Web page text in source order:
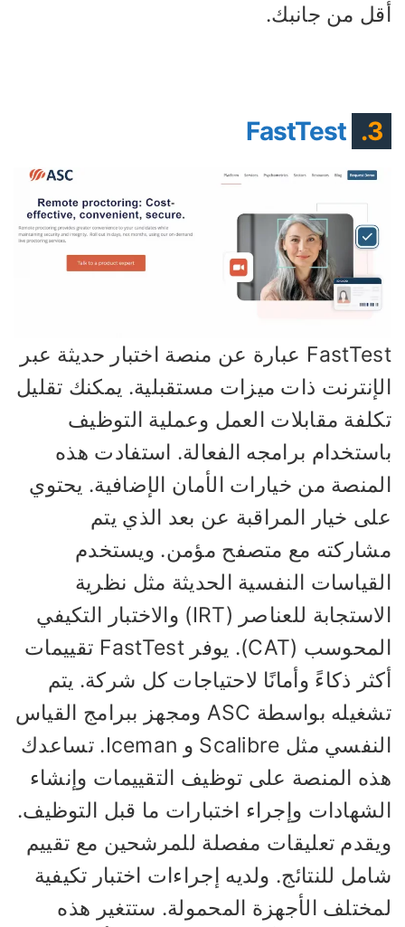
من جانبك.
FastTest
FastTest عبارة عن منصة اختبار حديثة عبر
ذات ميزات مستقبلية. يمكنك تقليل
مقابلات العمل وعملية التوظيف
برامجه الفعالة. استفادت هذه
من خيارات الأمان الإضافية. يحتوي
خيار المراقبة عن بعد الذي يتم
مع متصفح مؤمن. ويستخدم
النفسية الحديثة مثل نظرية
الاستجابة للعناصر (IRT) والاختبار التكيفي
المحوسب (CAT). يوفر FastTest تقييمات
ذكاءً وأمانًا لاحتياجات كل شركة. يتم
تشغيله بواسطة ASC ومجهز ببرامج القياس
النفسي مثل Scalibre و Iceman. تساعدك
المنصة على توظيف التقييمات وإنشاء
وإجراء اختبارات ما قبل التوظيف.
تعليقات مفصلة للمرشحين مع تقييم
للنتائج. ولديه إجراءات اختبار تكيفية
الأجهزة المحمولة. ستتغير هذه